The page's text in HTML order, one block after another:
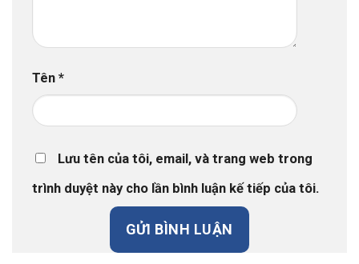
Tên *
Lưu tên của tôi, email, và trang web trong
trình duyệt này cho lần bình luận kế tiếp của tôi.